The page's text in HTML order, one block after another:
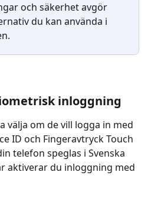
och säkerhet avgör
du kan använda i
inloggning
välja om de vill logga in med
ID och Fingeravtryck Touch
telefon speglas i Svenska
aktiverar du inloggning med